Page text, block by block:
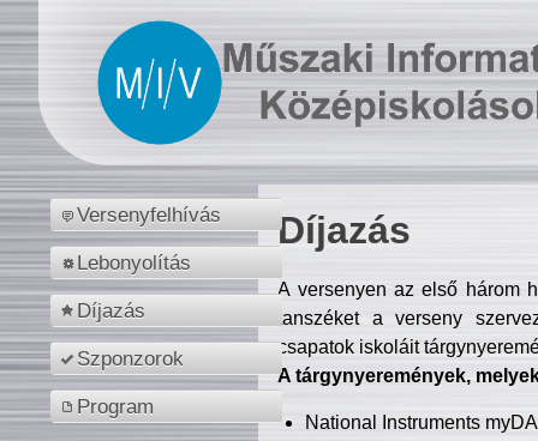
Versenyfelhívás
Lebonyolítás
Díjazás
Szponzorok
Program
Díjazás
A versenyen az első három
tanszéket a verseny
csapatok iskoláit
A tárgynyeremények,
National Instruments